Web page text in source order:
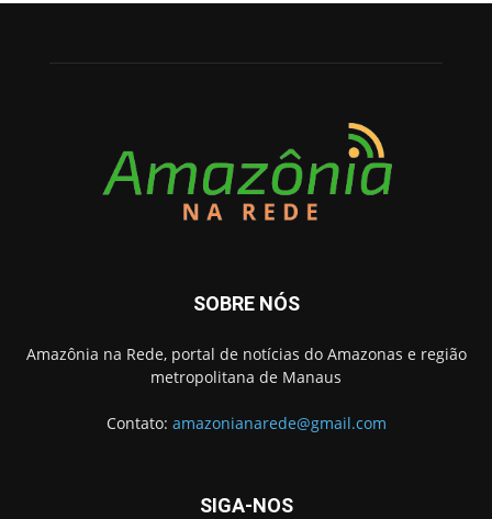
SOBRE NÓS
Amazônia na Rede, portal de notícias do Amazonas e região
metropolitana de Manaus
Contato: amazonianarede@gmail.com
SIGA-NOS